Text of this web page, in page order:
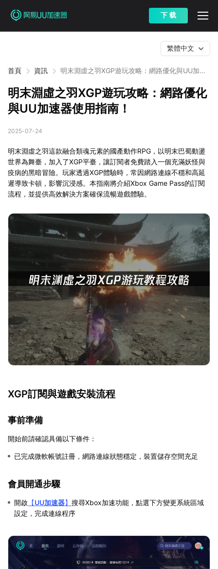
下 载
首頁 資訊
明末淵虛之羽XGP遊玩攻略：網路優化與UU加速
繁體中文
明末淵虛之羽XGP遊玩攻略：網路優化
與UU加速器使用指南！
2025-07-24
明末淵虛之羽這款融合類魂元素的國產動作RPG，以明末巴蜀動盪
世界為舞臺，加入了XGP平臺，讓訂閱者免費踏入一個充滿妖怪與
疫病的黑暗冒險。玩家透過XGP體驗時，常因網路連線不穩和高延
遲導致卡頓，影響沉浸感。本指南將介紹Xbox Game Pass的訂閱
流程，並提供高效解決方案確保流暢遊戲體驗。
XGP訂閱與遊戲安裝流程
事前準備
開始前請確認具備以下條件：
已完成微軟帳號註冊，網路連線狀態穩定，裝置儲存空間充足
會員開通步驟
開啟 【UU加速器】 搜尋Xbox加速功能，點選下方變更系統區域
設定，完成連線程序